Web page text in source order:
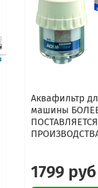
Аквафильтр
машины
1799 руб